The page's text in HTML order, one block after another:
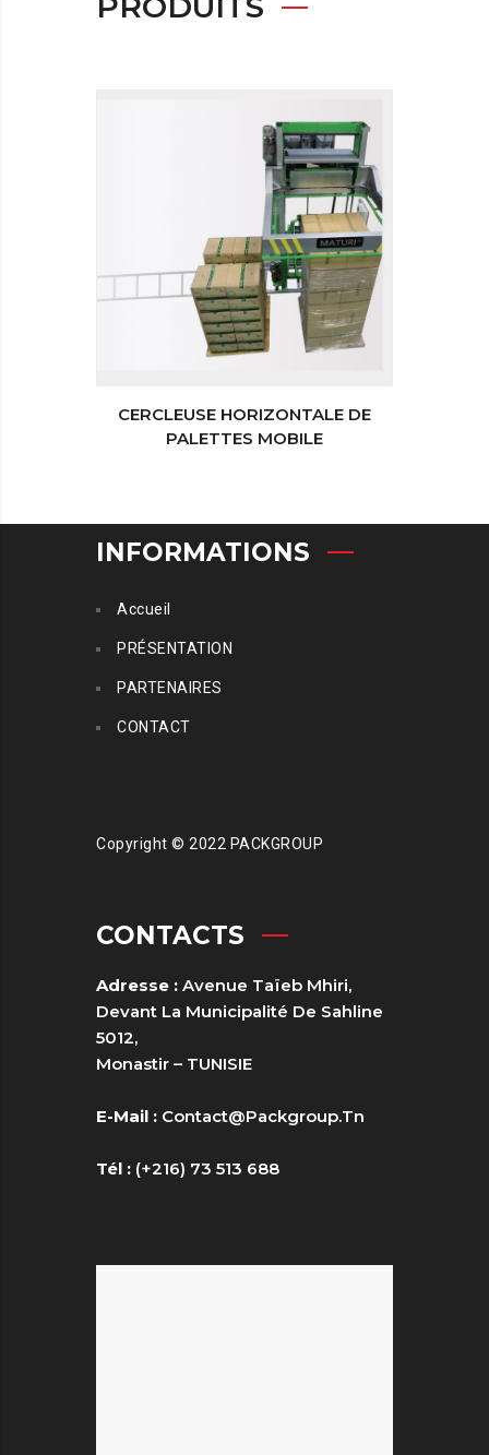
CERCLEUSE HORIZONTALE DE
PALETTES MOBILE
INFORMATIONS
Accueil
PRÉSENTATION
PARTENAIRES
CONTACT
Copyright © 2022 PACKGROUP
CONTACTS
Adresse : Avenue Taïeb Mhiri,
Devant La Municipalité De Sahline
5012,
Monastir – TUNISIE
E-Mail : Contact@packgroup.tn
Tél : (+216) 73 513 688